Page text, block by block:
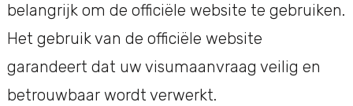
belangrijk om de officiële website te gebruiken.
Het gebruik van de officiële website
garandeert dat uw visumaanvraag veilig en
betrouwbaar wordt verwerkt.